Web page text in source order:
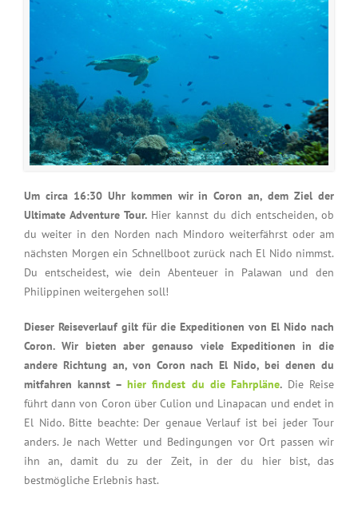
Um circa 16:30 Uhr kommen wir in Coron an, dem Ziel der
Ultimate Adventure Tour.Hier kannst du dich entscheiden, ob
du weiter in den Norden nach Mindoro weiterfährst oder am
nächsten Morgen ein Schnellboot zurück nach El Nido nimmst.
Du entscheidest, wie dein Abenteuer in Palawan und den
Philippinen weitergehen soll!
Dieser Reiseverlauf gilt für die Expeditionen von El Nido nach
Coron. Wir bieten aber genauso viele Expeditionen in die
andere Richtung an, von Coron nach El Nido, bei denen du
mitfahren kannst –hier findest du die Fahrpläne.Die Reise
führt dann von Coron über Culion und Linapacan und endet in
El Nido. Bitte beachte: Der genaue Verlauf ist bei jeder Tour
anders. Je nach Wetter und Bedingungen vor Ort passen wir
ihn an, damit du zu der Zeit, in der du hier bist, das
bestmögliche Erlebnis hast.